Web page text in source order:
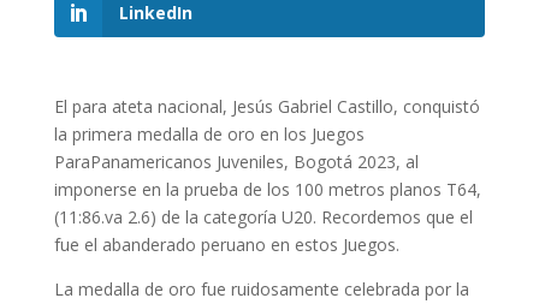
LinkedIn
El para ateta nacional, Jesús Gabriel Castillo, conquistó
la primera medalla de oro en los Juegos
ParaPanamericanos Juveniles, Bogotá 2023, al
imponerse en la prueba de los 100 metros planos T64,
(11:86.va 2.6) de la categoría U20. Recordemos que el
fue el abanderado peruano en estos Juegos.
La medalla de oro fue ruidosamente celebrada por la